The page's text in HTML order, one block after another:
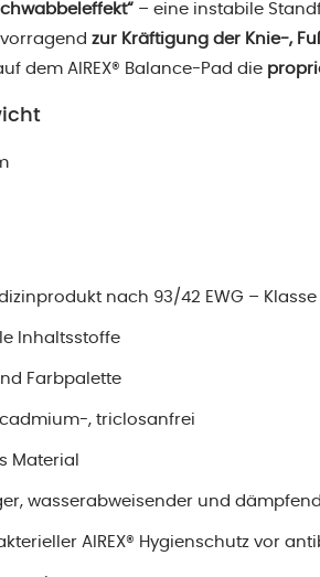
– eine instabile
zur Kräftigung der Knie-,
dem AIREX® Balance-Pad die
nach 93/42 EWG – Klasse 1
Inhaltsstoffe
Farbpalette
, triclosanfrei
Material
wasserabweisender und
AIREX® Hygienschutz vor